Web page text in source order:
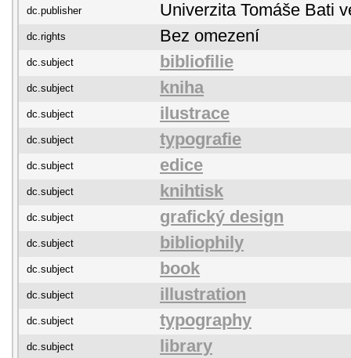
dc.publisher Univerzita Tomáše Bati
dc.rights Bez omezení
dc.subject bibliofilie
dc.subject kniha
dc.subject ilustrace
dc.subject typografie
dc.subject edice
dc.subject knihtisk
dc.subject grafický design
dc.subject bibliophily
dc.subject book
dc.subject illustration
dc.subject typography
dc.subject library